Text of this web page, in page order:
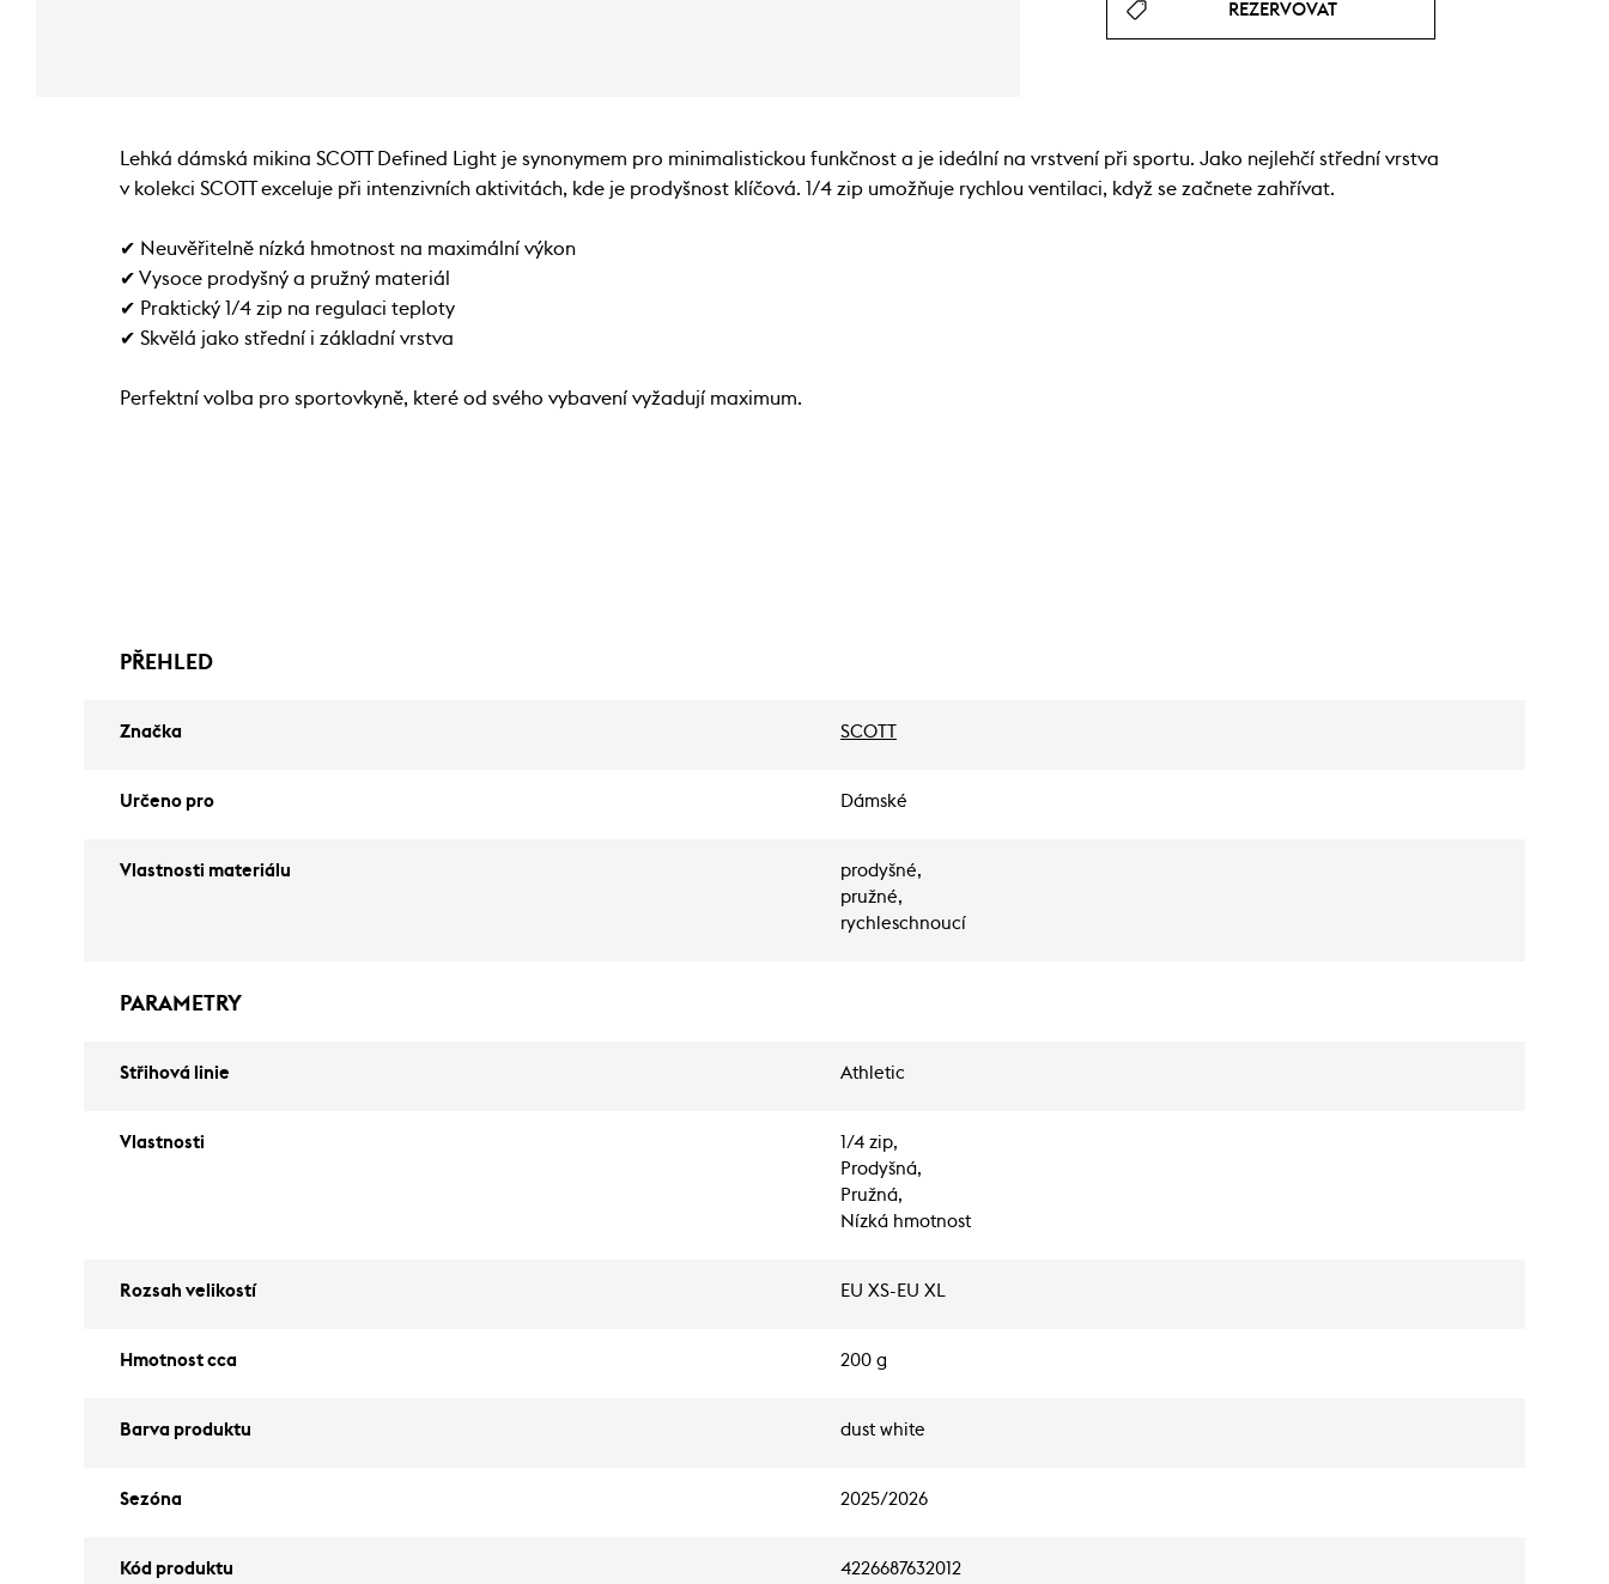
REZERVOVAT
Lehká dámská mikina SCOTT Defined Light je synonymem pro minimalistickou funkčnost a je ideální na vrstvení při sportu. Jako nejlehčí střední vrstva
v kolekci SCOTT exceluje při intenzivních aktivitách, kde je prodyšnost klíčová. 1/4 zip umožňuje rychlou ventilaci, když se začnete zahřívat.
✔ Neuvěřitelně nízká hmotnost na maximální výkon
✔ Vysoce prodyšný a pružný materiál
✔ Praktický 1/4 zip na regulaci teploty
✔ Skvělá jako střední i základní vrstva
Perfektní volba pro sportovkyně, které od svého vybavení vyžadují maximum.
PŘEHLED
Značka SCOTT
Určeno pro Dámské
Vlastnosti materiálu
prodyšné,
pružné,
rychleschnoucí
PARAMETRY
Střihová linie Athletic
Vlastnosti
1/4 zip,
Prodyšná,
Pružná,
Nízká hmotnost
Rozsah velikostí EU XS-EU XL
Hmotnost cca 200 g
Barva produktu dust white
Sezóna 2025/2026
Kód produktu 4226687632012